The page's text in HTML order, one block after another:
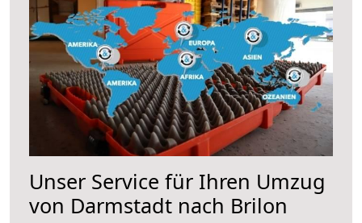
Unser Service für Ihren Umzug
von Darmstadt nach Brilon